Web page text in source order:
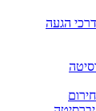
הגעה